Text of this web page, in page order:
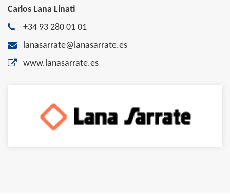
Carlos Lana Linati
+34 93 280 01 01
lanasarrate@lanasarrate.es
www.lanasarrate.es